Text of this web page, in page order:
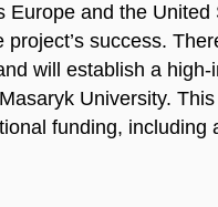
Europe and the United
success.
will establish a high-
University.
funding, including